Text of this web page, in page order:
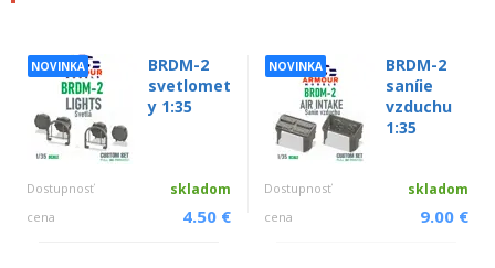
NOVINKA
BRDM-2
svetlomet
y 1:35
Dostupnosť skladom
cena 4.50 €
NOVINKA
BRDM-2
saníie
vzduchu
1:35
Dostupnosť skladom
cena 9.00 €